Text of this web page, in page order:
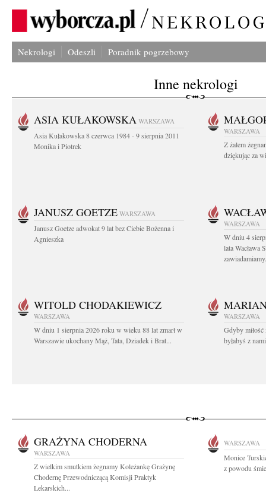
Nekrologi Odeszli Poradnik pogrzebowy
Inne nekrologi
ASIA KUŁAKOWSKA WARSZAWA
Asia Kułakowska 8 czerwca 1984 - 9 sierpnia 2011
Monika i Piotrek
WARSZAWA
Z żalem
dziękując za
JANUSZ GOETZE WARSZAWA
Janusz Goetze adwokat 9 lat bez Ciebie Bożenna i
Agnieszka
WARSZAWA
W dniu 4
lata Wacława
WITOLD CHODAKIEWICZ
WARSZAWA
W dniu 1 sierpnia 2026 roku w wieku 88 lat zmarł w
Warszawie ukochany Mąż, Tata, Dziadek i Brat...
WARSZAWA
Gdyby miłość
byłabyś z
GRAŻYNA CHODERNA
WARSZAWA
Z wielkim smutkiem żegnamy Koleżankę Grażynę
Chodernę Przewodniczącą Komisji Praktyk
Lekarskich...
WARSZAWA
Monice
z powodu